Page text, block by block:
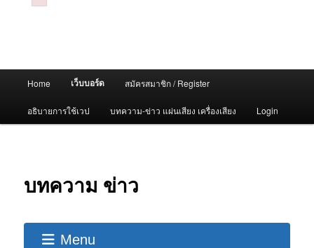
Home เว็บบอร์ด สมัครสมาชิก / Register
อธิบายการใช้เวป บทความ-ข่าว แผ่นเสียง เครื่องเสียง Login
บทความ ข่าว
Menu
Failed to initialize plugin: wplink